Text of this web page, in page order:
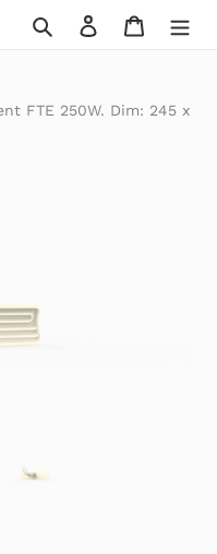
Sök Logga in
FTE 250W. Dim: 245 x